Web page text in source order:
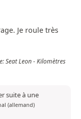
Je roule très
Seat Leon - Kilomètres
suite à une
(allemand)